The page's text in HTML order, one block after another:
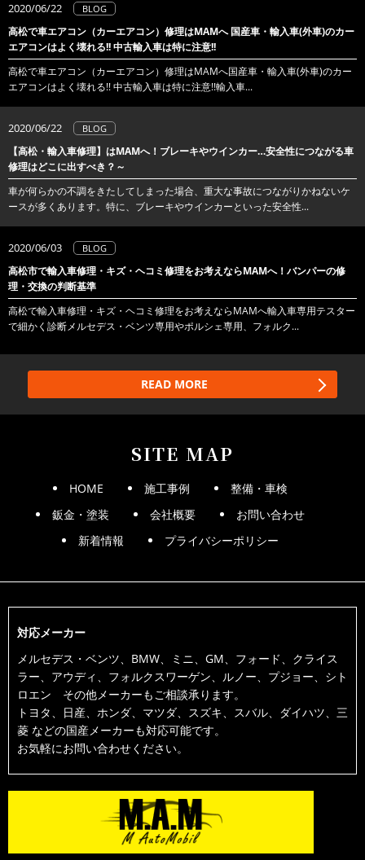
2020/06/22 BLOG
高松で車エアコン（カーエアコン）修理はMAMへ 国産車・輸入車(外車)のカー
エアコンはよく壊れる!! 中古輸入車は特に注意!!
高松で車エアコン（カーエアコン）修理はMAMへ国産車・輸入車(外車)のカー
エアコンはよく壊れる!! 中古輸入車は特に注意!!輸入車...
2020/06/22 BLOG
【高松・輸入車修理】はMAMへ！ブレーキやウインカー…安全性につながる車
修理はどこに出すべき？～
車が何らかの不調をきたしてしまった場合、重大な事故につながりかねないケ
ースが多くあります。特に、ブレーキやウインカーといった安全性...
2020/06/03 BLOG
高松市で輸入車修理・キズ・ヘコミ修理をお考えならMAMへ！バンパーの修
理・交換の判断基準
高松で輸入車修理・キズ・ヘコミ修理をお考えならMAMへ輸入車専用テスター
で細かく診断メルセデス・ベンツ専用やポルシェ専用、フォルク...
READ MORE
SITE MAP
HOME 施工事例
整備・車検
鈑金・塗装
会社概要
お問い合わせ
新着情報
プライバシーポリシー
対応メーカー
メルセデス・ベンツ、BMW、ミニ、GM、フォード、クライス
ラー、アウディ、フォルクスワーゲン、ルノー、プジョー、シト
ロエン その他メーカーもご相談承ります。
トヨタ、日産、ホンダ、マツダ、スズキ、スバル、ダイハツ、三
菱 などの国産メーカーも対応可能です。
お気軽にお問い合わせください。